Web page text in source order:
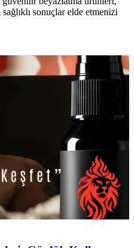
sonuçlar elde etmenizi